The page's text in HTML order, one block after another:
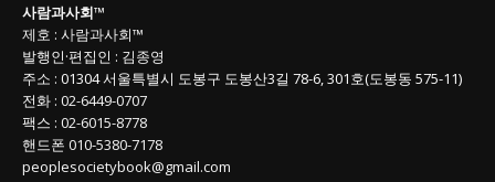
목
록
사람과사회™
제호 : 사람과사회™
발행인·편집인 : 김종영
주소 : 01304서울특별시 도봉구 도봉산3길 78-6, 301호(도봉동 575-11)
전화 : 02-6449-0707
팩스 : 02-6015-8778
핸드폰 010-5380-7178
peoplesocietybook@gmail.com